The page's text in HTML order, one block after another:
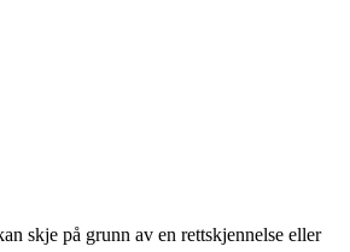
skje på grunn av en rettskjennelse eller